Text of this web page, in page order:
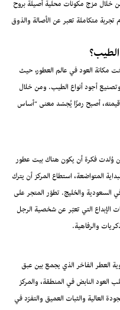
خلال مزج مكونات محلية أصيلة بروح
تجربة متكاملة تعبر عن الأصالة والذوق
مكانة العود في عالم العطور، حيث
وتصنيع أجود أنواع الطيب. ومن خلال
أصبح رمزًا يُجسّد معنى “أساس
وُلدت فكرة أن يكون هناك بيت عطور
المتواضعة، استطاع المركز أن يترك
السعودية والخليج. تطوّر المتجر على
التي تعبّر عن شخصية الرجل
والرفاهية.
العطر الفاخر الذي يجمع بين عبق
العود النابض في المنطقة، والمركز
العالية والثبات العميق والتفرّد في